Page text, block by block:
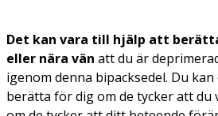
Det kan vara till hjälp att
eller nära vän att du är
igenom denna bipacksedel. Du
berätta för dig om de tycker att du